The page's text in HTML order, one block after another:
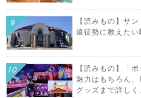
【読みもの】サ
遠征勢に教えたい
【読みもの】「
魅力はもちろん
グッズまで詳しく